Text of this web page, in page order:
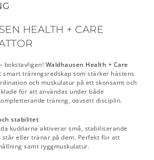
HEALTH + CARE
bokstavligen! Waldhausen Health + Care
smart träningsredskap som stärker hästens
och muskulatur på ett skonsamt och
för att användas under både
träning, oavsett disciplin.
stabilitet
kuddarna aktiverar små, stabiliserande
står eller tränar på dem. Perfekt för att
samt ryggmuskulatur.